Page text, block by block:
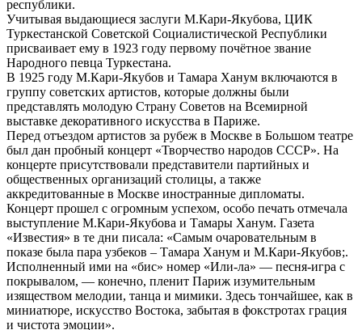
республики.
Учитывая выдающиеся заслуги М.Кари-Якубова, ЦИК
Туркестанской Советской Социалистической Республики
присваивает ему в 1923 году первому почётное звание
Народного певца Туркестана.
В 1925 году М.Кари-Якубов и Тамара Ханум вклю­чаются в
группу советских артистов, которые должны были
представлять молодую Страну Советов на Всемир­ной
выставке декоративного искусства в Париже.
Перед отъездом артистов за рубеж в Москве в Боль­шом театре
был дан пробный концерт «Творчество наро­дов СССР». На
концерте присутствовали представители партийных и
общественных организаций столицы, а так­же
аккредитованные в Москве иностранные дипломаты.
Концерт прошел с огромным успехом, особо печать отмечала
выступление М.Кари-Якубова и Тамары Ханум. Газета
«Известия» в те дни писала: «Самым очарователь­ным в
показе была пара узбеков – Тамара Ханум и М.Кари-Якубов;.
Исполненный ими на «бис» номер «Или-ла» — песня-игра с
покрывалом, — конечно, пленит Па­риж изумительным
изяществом мелодии, танца и мими­ки. Здесь тончайшее, как в
миниатюре, искусство Вос­тока, забытая в фокстротах грация
и чистота эмоции».